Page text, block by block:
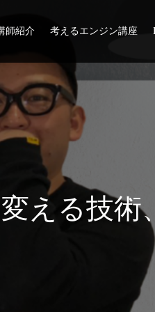
師紹介 考えるエンジン講座
変え る技術、